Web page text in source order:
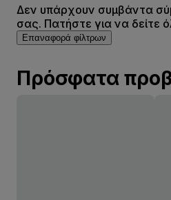
Δεν υπάρχουν συμβάντα
σας. Πατήστε για να δείτε
Επαναφορά φίλτρων
Πρόσφατα